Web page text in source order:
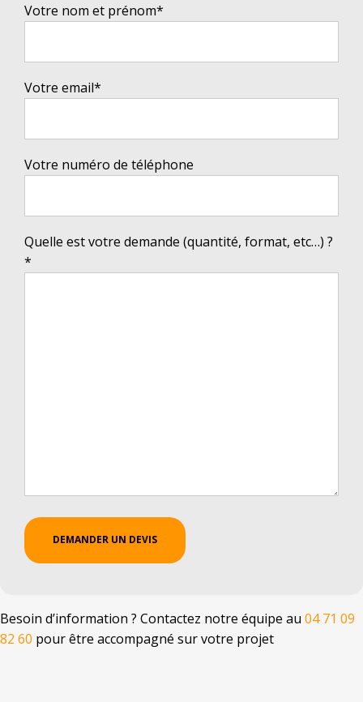
Votre nom et prénom*
Votre email*
Votre numéro de téléphone
Quelle est votre demande (quantité, format, etc…) ?
*
Besoin d’information ? Contactez notre équipe au 04 71 09
82 60 pour être accompagné sur votre projet